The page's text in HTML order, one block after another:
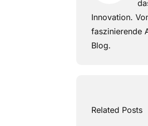
Innovation.
faszinierende
Blog.
Related Posts